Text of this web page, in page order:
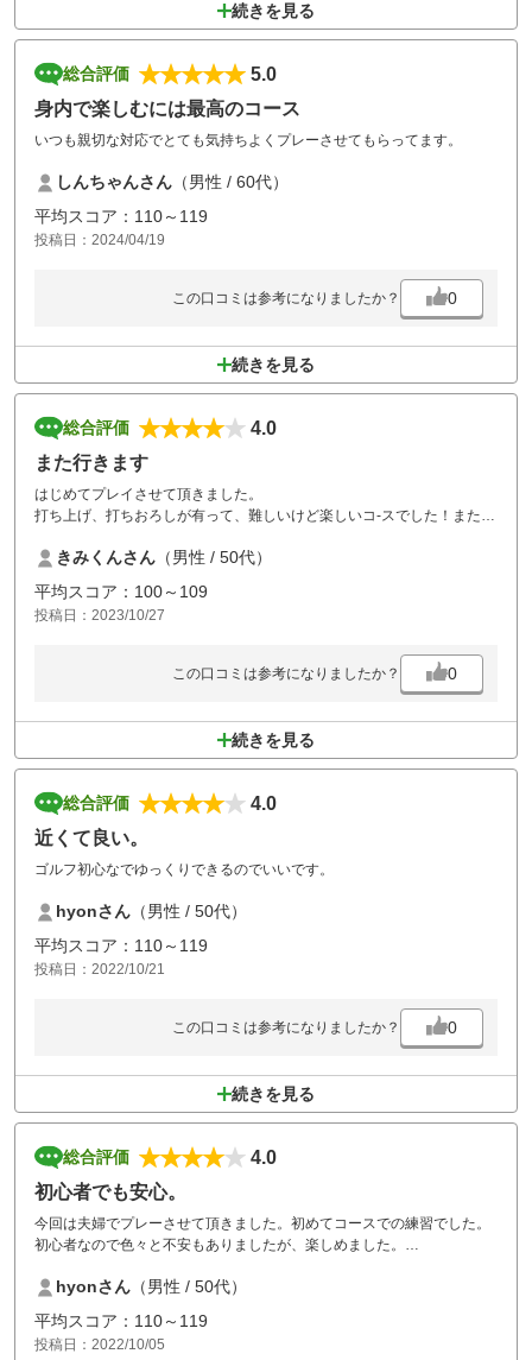
続きを見る
総合評価
5.0
身内で楽しむには最高のコース
いつも親切な対応でとても気持ちよくプレーさせてもらってます。
しんちゃんさん （男性 / 60代）
平均スコア：110～119
投稿日：2024/04/19
この口コミは参考になりましたか？ 0
続きを見る
総合評価
4.0
また行きます
はじめてプレイさせて頂きました。
打ち上げ、打ちおろしが有って、難しいけど楽しいコ-スでした！また行
きみくんさん （男性 / 50代）
平均スコア：100～109
投稿日：2023/10/27
この口コミは参考になりましたか？ 0
続きを見る
総合評価
4.0
近くて良い。
ゴルフ初心なでゆっくりできるのでいいです。
hyonさん （男性 / 50代）
平均スコア：110～119
投稿日：2022/10/21
この口コミは参考になりましたか？ 0
続きを見る
総合評価
4.0
初心者でも安心。
今回は夫婦でプレーさせて頂きました。初めてコースでの練習でした。
初心者なので色々と不安もありましたが、楽しめました。
hyonさん （男性 / 50代）
平均スコア：110～119
投稿日：2022/10/05